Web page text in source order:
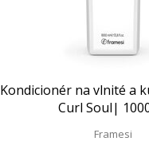
Kondicionér na vlnité a
Curl Soul|
Framesi